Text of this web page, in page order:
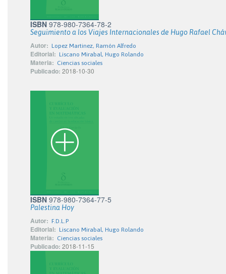
ISBN 978-980-7364-78-2
Seguimiento a los Viajes Internacionales de Hugo Rafael
Autor: Lopez Martinez, Ramón Alfredo
Editorial: Liscano Mirabal, Hugo Rolando
Materia: Ciencias sociales
Publicado: 2018-10-30
ISBN 978-980-7364-77-5
Palestina Hoy
Autor: F.D.L.P
Editorial: Liscano Mirabal, Hugo Rolando
Materia: Ciencias sociales
Publicado: 2018-11-15